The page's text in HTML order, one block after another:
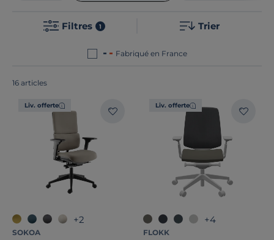
commun de nos produits ? Ils sont tousfabriqués en
Filtres 1 Trier
Fabriqué en France
16 articles
Liv. offerte
+2
SOKOA
Liv. offerte
+4
FLOKK
Marque